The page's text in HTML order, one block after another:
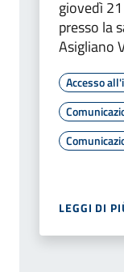
giovedì
presso la
Asigliano
Accesso
LEGGI DI